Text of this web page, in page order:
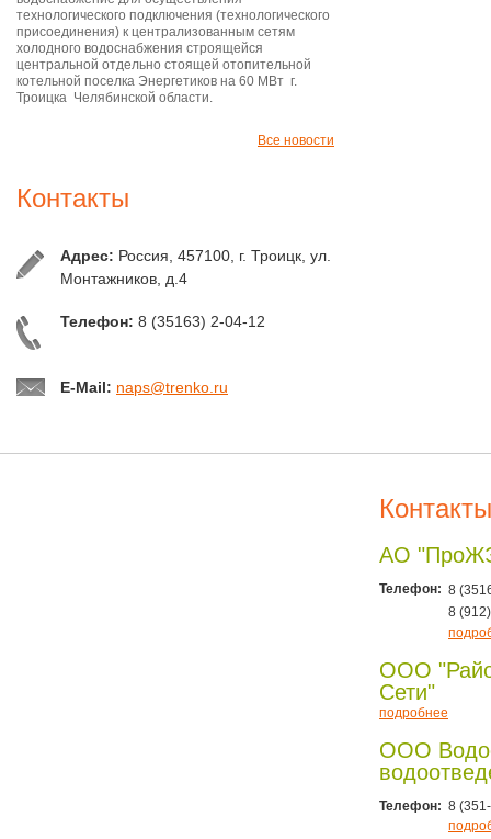
технологического подключения (технологического
присоединения) к централизованным сетям
холодного водоснабжения строящейся
центральной отдельно стоящей отопительной
котельной поселка Энергетиков на 60 МВт г.
Троицка Челябинской области.
Все новости
Контакты
Адрес: Россия, 457100, г. Троицк, ул.
Монтажников, д.4
Телефон: 8 (35163) 2-04-12
E-Mail: naps@trenko.ru
Контакты
АО
Телефон: 8
8
ООО
Сети"
подробнее
ООО
Телефон: 8